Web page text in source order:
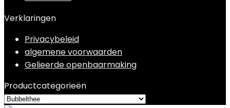
Verklaringen
Privacybeleid
algemene voorwaarden
Gelieerde openbaarmaking
Productcategorieën